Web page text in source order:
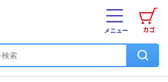
カゴ
メニュー